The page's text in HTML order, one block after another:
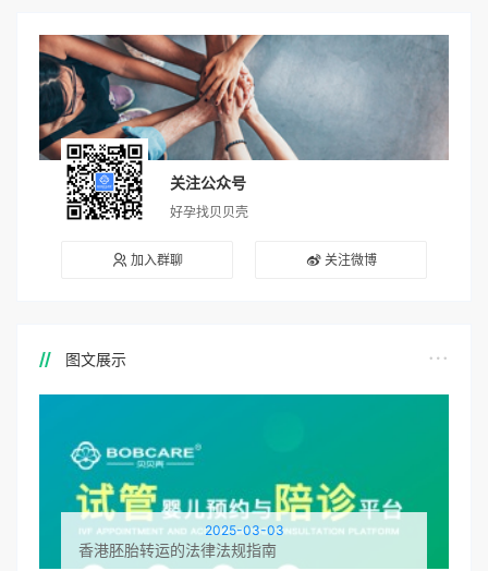
关注公众号
好孕找贝贝壳
加入群聊 关注微博
图文展示
2025-03-03
香港胚胎转运的法律法规指南